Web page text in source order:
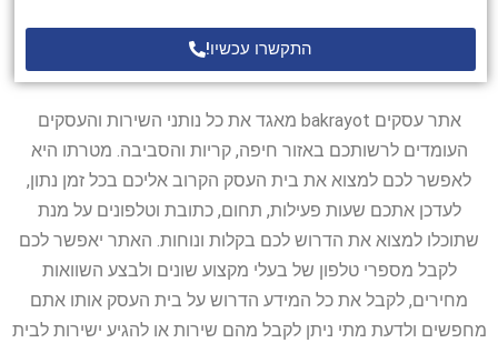
התקשרו עכשיו!
אתר עסקים bakrayot מאגד את כל נותני השירות והעסקים
העומדים לרשותכם באזור חיפה, קריות והסביבה. מטרתו היא
לאפשר לכם למצוא את בית העסק הקרוב אליכם בכל זמן נתון,
לעדכן אתכם שעות פעילות, תחום, כתובת וטלפונים על מנת
שתוכלו למצוא את הדרוש לכם בקלות ונוחות. האתר יאפשר לכם
לקבל מספרי טלפון של בעלי מקצוע שונים ולבצע השוואות
מחירים, לקבל את כל המידע הדרוש על בית העסק אותו אתם
מחפשים ולדעת מתי ניתן לקבל מהם שירות או להגיע ישירות לבית